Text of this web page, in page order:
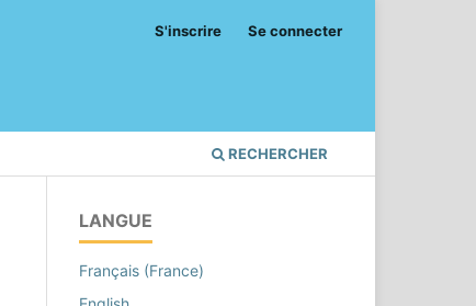
RECHERCHER
S'inscrire Se connecter
LANGUE
Français (France)